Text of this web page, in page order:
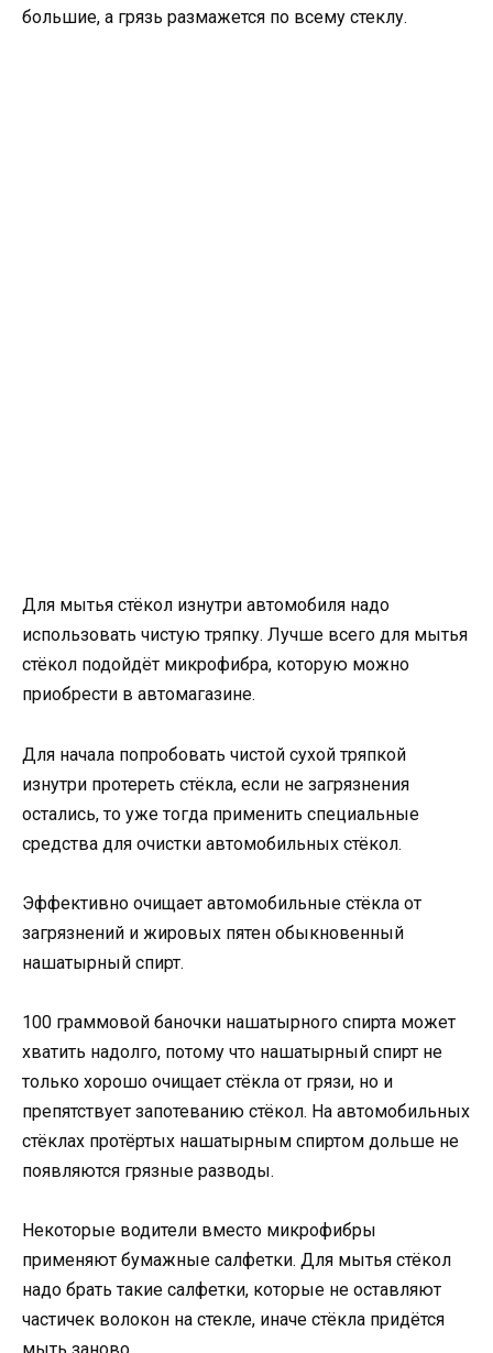
большие, а грязь размажется по всему стеклу.
Для мытья стёкол изнутри автомобиля надо
использовать чистую тряпку. Лучше всего для мытья
стёкол подойдёт микрофибра, которую можно
приобрести в автомагазине.
Для начала попробовать чистой сухой тряпкой
изнутри протереть стёкла, если не загрязнения
остались, то уже тогда применить специальные
средства для очистки автомобильных стёкол.
Эффективно очищает автомобильные стёкла от
загрязнений и жировых пятен обыкновенный
нашатырный спирт.
100 граммовой баночки нашатырного спирта может
хватить надолго, потому что нашатырный спирт не
только хорошо очищает стёкла от грязи, но и
препятствует запотеванию стёкол. На автомобильных
стёклах протёртых нашатырным спиртом дольше не
появляются грязные разводы.
Некоторые водители вместо микрофибры
применяют бумажные салфетки. Для мытья стёкол
надо брать такие салфетки, которые не оставляют
частичек волокон на стекле, иначе стёкла придётся